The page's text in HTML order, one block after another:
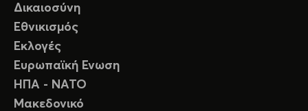
Δικαιοσύνη
Εθνικισμός
Εκλογές
Ευρωπαϊκή Ενωση
ΗΠΑ - ΝΑΤΟ
Μακεδονικό